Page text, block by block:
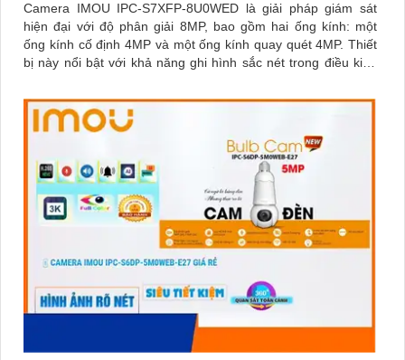
Camera IMOU IPC-S7XFP-8U0WED là giải pháp giám sát
hiện đại với độ phân giải 8MP, bao gồm hai ống kính: một
ống kính cố định 4MP và một ống kính quay quét 4MP. Thiết
bị này nổi bật với khả năng ghi hình sắc nét trong điều kiện